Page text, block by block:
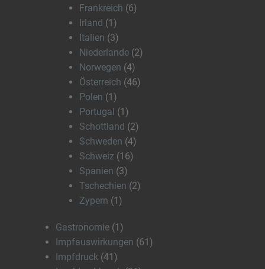
Frankreich (6)
Irland (1)
Italien (3)
Niederlande (2)
Norwegen (4)
Österreich (46)
Polen (1)
Portugal (1)
Schottland (2)
Schweden (4)
Schweiz (16)
Spanien (3)
Tschechien (2)
Zypern (1)
Gastronomie (1)
Impfauswirkungen (61)
Impfdruck (41)